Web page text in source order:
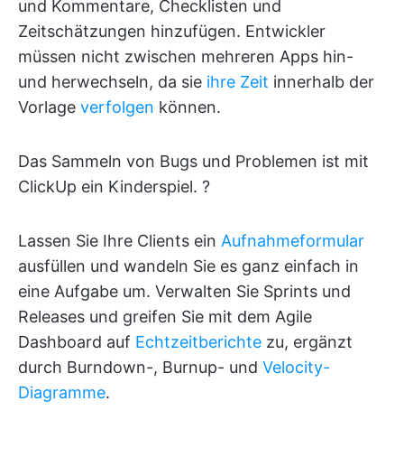
und Kommentare, Checklisten und
Zeitschätzungen hinzufügen. Entwickler
müssen nicht zwischen mehreren Apps hin-
und herwechseln, da sie ihre Zeit innerhalb der
Vorlage verfolgen können.
Das Sammeln von Bugs und Problemen ist mit
ClickUp ein Kinderspiel. ?
Lassen Sie Ihre Clients ein Aufnahmeformular
ausfüllen und wandeln Sie es ganz einfach in
eine Aufgabe um. Verwalten Sie Sprints und
Releases und greifen Sie mit dem Agile
Dashboard auf Echtzeitberichte zu, ergänzt
durch Burndown-, Burnup- und Velocity-
Diagramme.